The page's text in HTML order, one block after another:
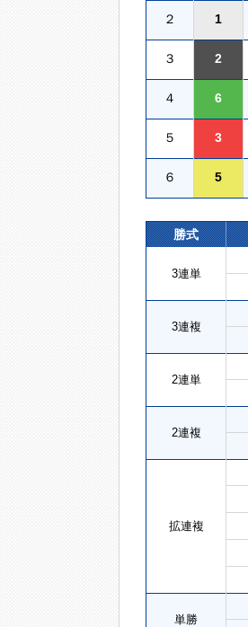
２ 1
３ 2
４ 6
５ 3
６ 5
勝式
3連単
3連複
2連単
2連複
拡連複
単勝